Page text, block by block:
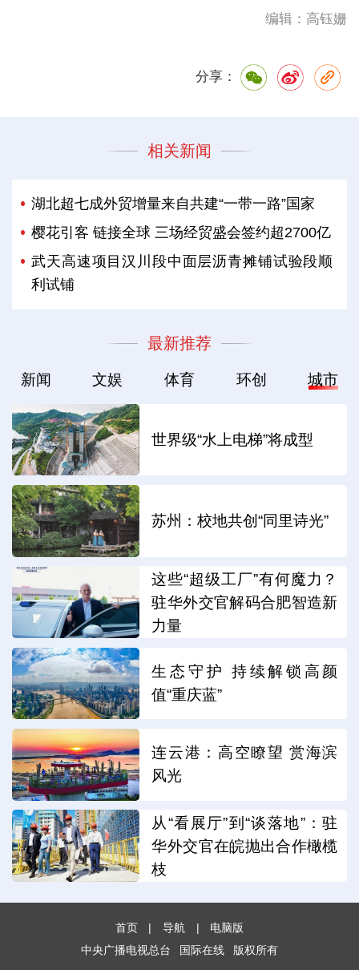
编辑：高钰姗
分享：
相关新闻
湖北超七成外贸增量来自共建“一带一路”国家
樱花引客 链接全球 三场经贸盛会签约超2700亿
武天高速项目汉川段中面层沥青摊铺试验段顺
利试铺
最新推荐
新闻 文娱 体育 环创 城市
世界级“水上电梯”将成型
苏州：校地共创“同里诗光”
这些“超级工厂”有何魔力？
驻华外交官解码合肥智造新
力量
生态守护 持续解锁高颜
值“重庆蓝”
连云港：高空瞭望 赏海滨
风光
从“看展厅”到“谈落地”：驻
华外交官在皖抛出合作橄榄
枝
首页 | 导航 |
电脑版
中央广播电视总台
国际在线 版权所有